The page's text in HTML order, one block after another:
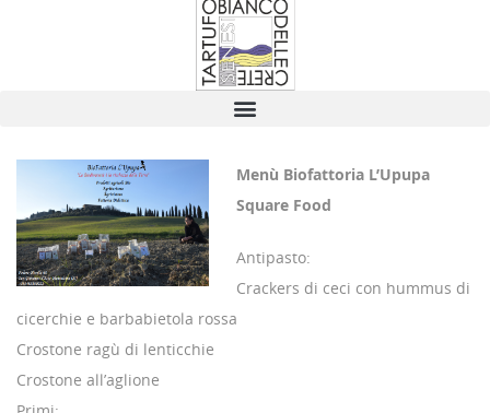
Menù Biofattoria L’Upupa
Square Food
Antipasto:
Crackers di ceci con hummus di
cicerchie e barbabietola rossa
Crostone ragù di lenticchie
Crostone all’aglione